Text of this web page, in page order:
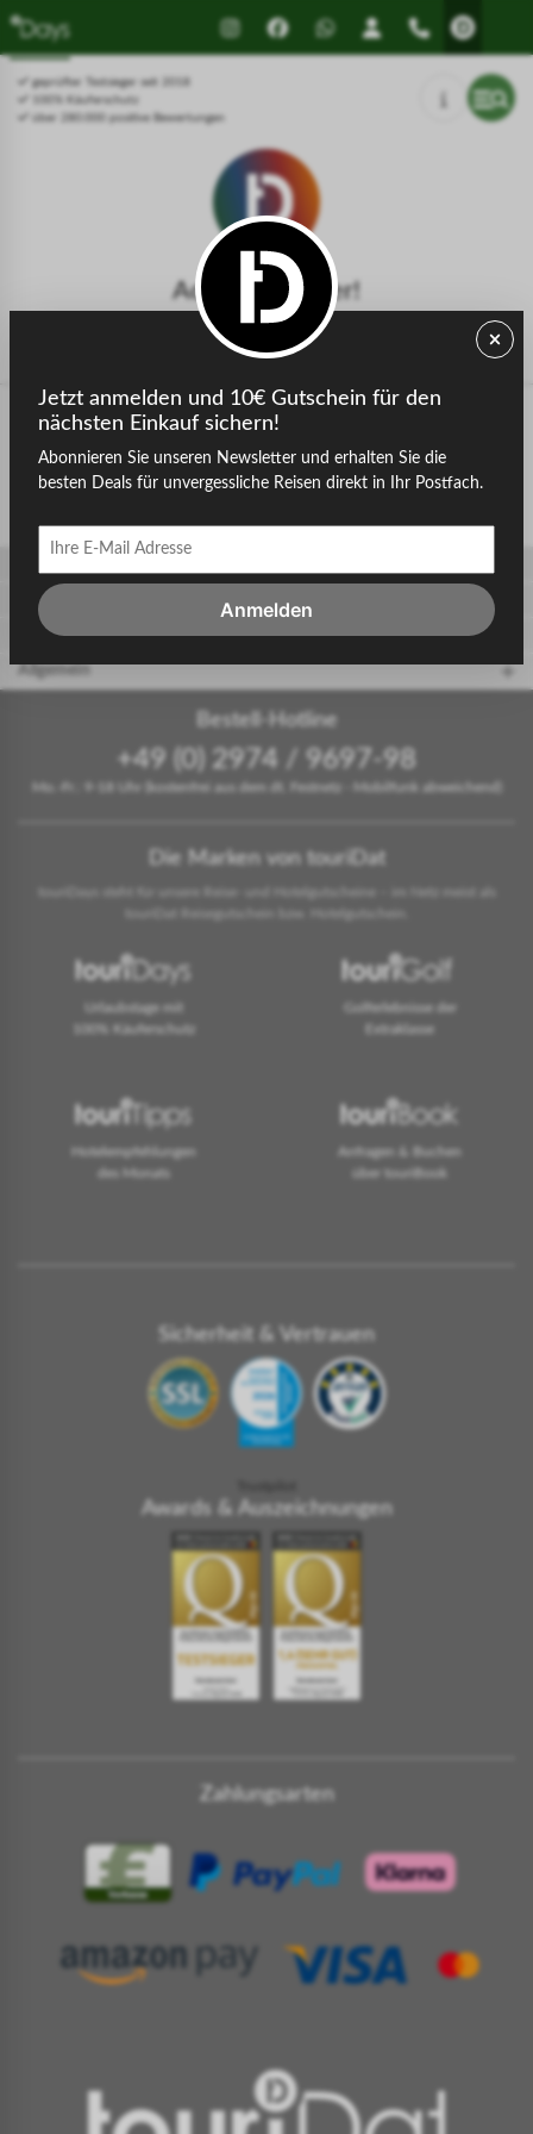
Drücken Sie Alt+1 für den
Bildschirmlesemodus, Alt+0 zum
Abbrechen
Leitfaden für barrierefreie
Bildschirmlesegeräte, Feedback
und Fehlerberichte | Neues
Fenstergeprüfter Testsieger seit 2018
100% Käuferschutz
über 280.000 positive Bewertungen
Achtung, Fehler!
Der gesuchte Gastgeber konnte nicht gefunden werden.
zurück zur Startseite
Gastgeber
touriDat Reiseblog
Allgemein
Bestell-Hotline
+49 (0) 2974 / 9697-98
Mo.-Fr.: 9-18 Uhr (kostenfrei aus dem dt. Festnetz - Mobilfunk abweichend)
Die Marken von touriDat
touriDays steht für unsere Reise- und Hotelgutscheine – im Netz meist als
touriDat Reisegutschein bzw. Hotelgutschein.
Urlaubstage mit
100% Käuferschutz
Golferlebnisse der
Extraklasse
Hotelempfehlungen
des Monats
Anfragen & Buchen
über touriBook
Sicherheit & Vertrauen
Awards & Auszeichnungen
Zahlungsarten
Jetzt anmelden und 10€ Gutschein für den
nächsten Einkauf sichern!
Abonnieren Sie unseren Newsletter und erhalten Sie die
besten Deals für unvergessliche Reisen direkt in Ihr Postfach.
Anmelden